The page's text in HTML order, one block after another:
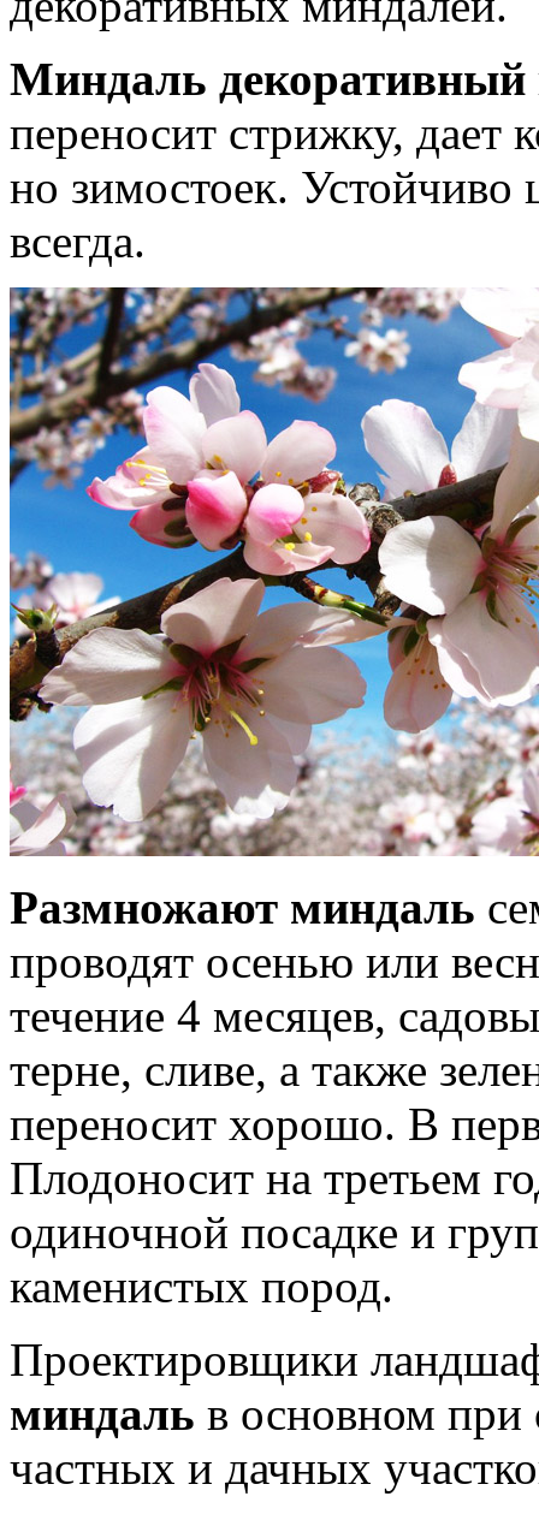
Миндаль декоративный
переносит стрижку,
но зимостоек. Устойчиво
всегда.
Размножают миндаль
проводят осенью или
течение 4 месяцев,
терне, сливе, а также
переносит хорошо. В
Плодоносит на третьем
одиночной посадке и
каменистых пород.
Проектировщики
миндаль в основном при
частных и дачных